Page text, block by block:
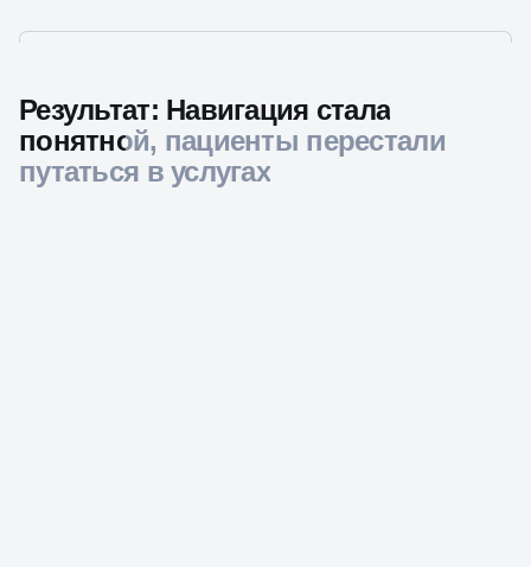
Результат: Навигация стала
понятной, пациенты перестали
путаться в услугах